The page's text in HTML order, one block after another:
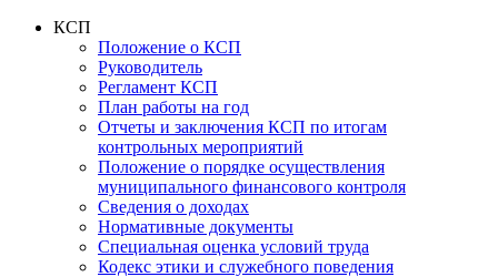
КСП
Положение о КСП
Руководитель
Регламент КСП
План работы на год
Отчеты и заключения КСП по итогам
контрольных мероприятий
Положение о порядке осуществления
муниципального финансового контроля
Сведения о доходах
Нормативные документы
Специальная оценка условий труда
Кодекс этики и служебного поведения